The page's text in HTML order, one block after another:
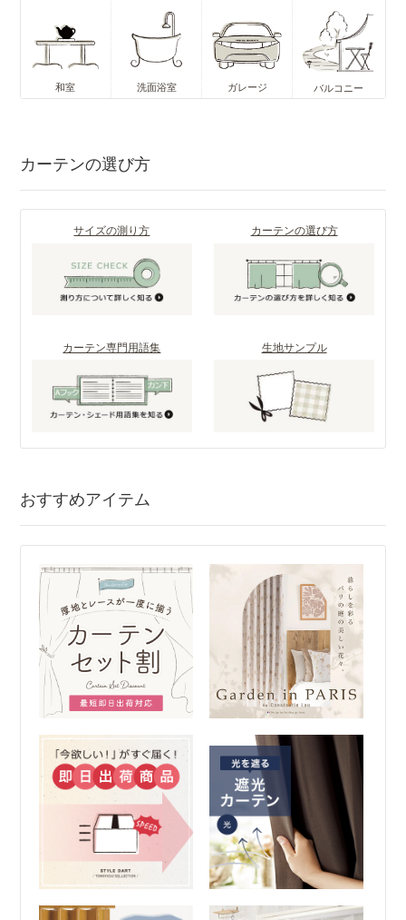
和室 洗面浴室 ガレージ バルコニー
カーテンの選び方
サイズの測り方 カーテンの選び方
カーテン専門用語集 生地サンプル
おすすめアイテム